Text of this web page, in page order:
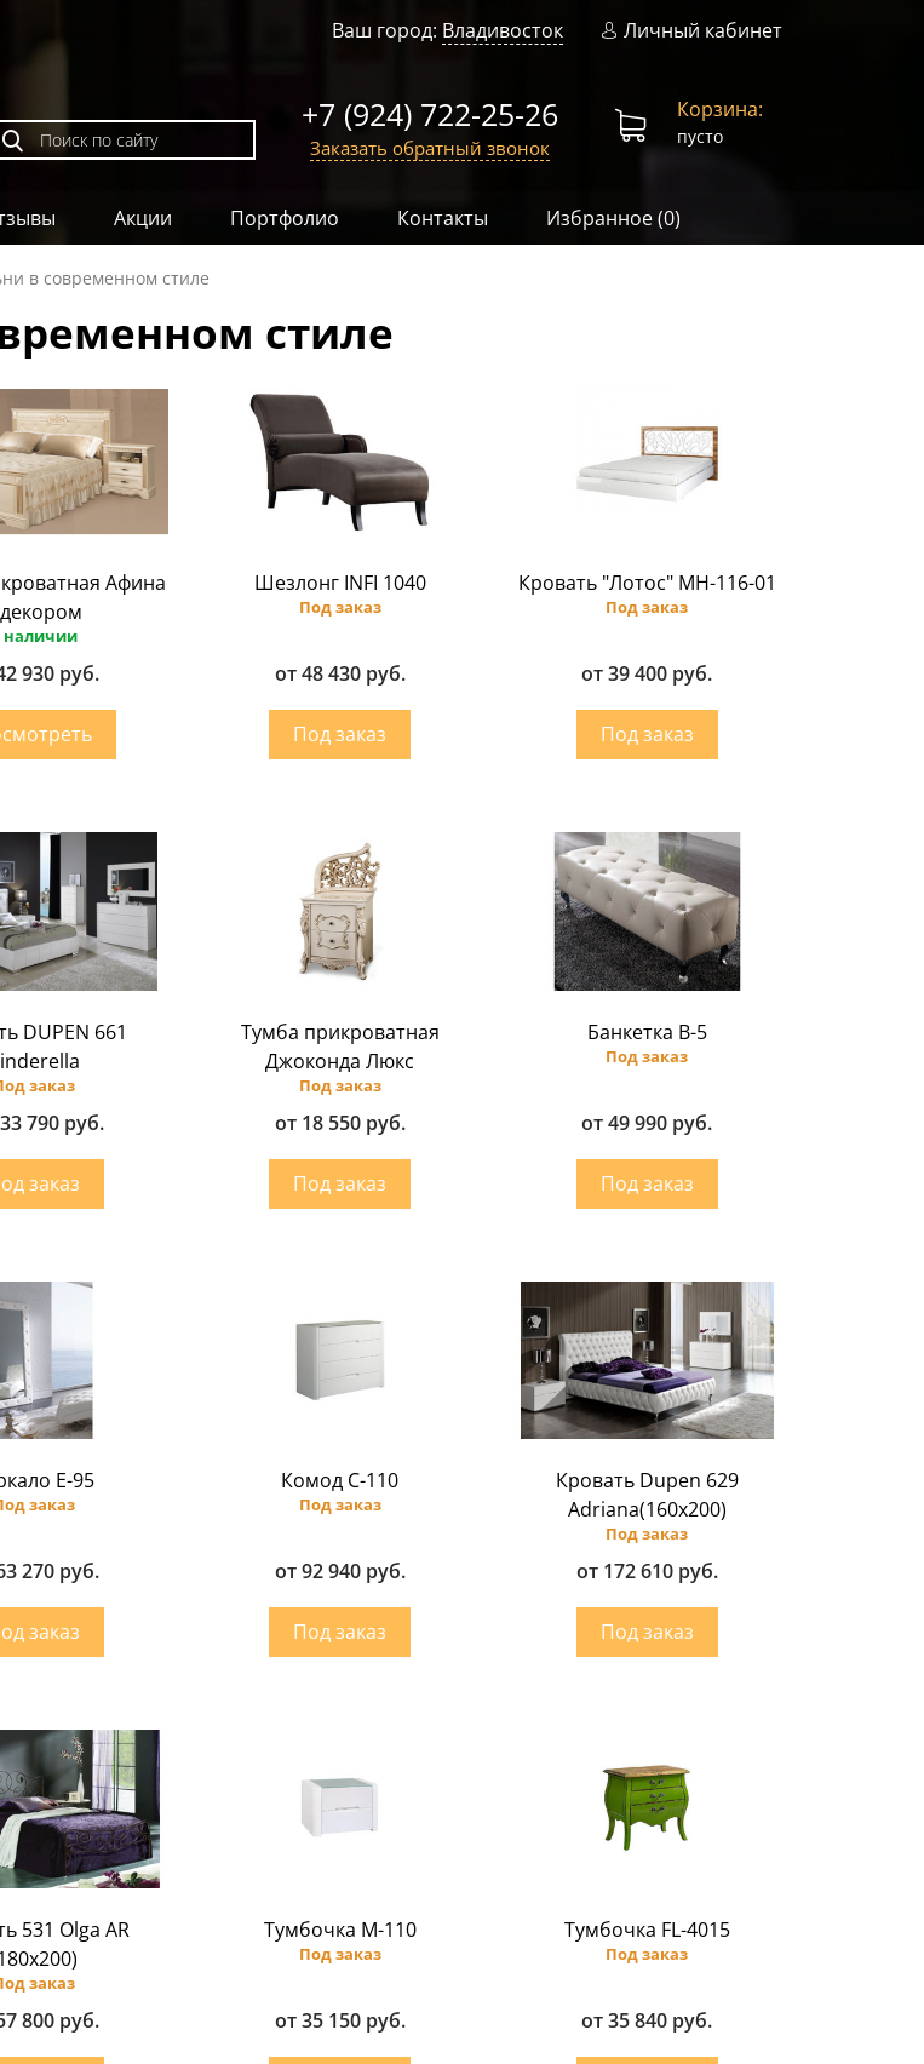
Ваш город: Владивосток Личный кабинет
+7 (924) 722-25-26
Заказать обратный звонок
Корзина:
пусто
Акции Портфолио Контакты Избранное (0)
в современном стиле
стиле
Афина
наличии
930 руб.
Шезлонг INFI 1040
Под заказ
от 48 430 руб.
Кровать "Лотос" МН-116-01
Под заказ
от 39 400 руб.
DUPEN 661
заказ
790 руб.
Тумба прикроватная
Джоконда Люкс
Под заказ
от 18 550 руб.
Банкетка B-5
Под заказ
от 49 990 руб.
E-95
заказ
270 руб.
Комод C-110
Под заказ
от 92 940 руб.
Кровать Dupen 629
Adriana(160х200)
Под заказ
от 172 610 руб.
531 Olga AR
заказ
800 руб.
Тумбочка M-110
Под заказ
от 35 150 руб.
Тумбочка FL-4015
Под заказ
от 35 840 руб.